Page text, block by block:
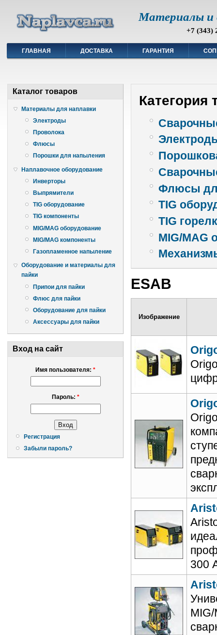
Материалы и
+7 (343)
ГЛАВНАЯ ДОСТАВКА ГАРАНТИЯ
Каталог товаров
Материалы для наплавки
Электроды
Проволока
Флюсы
Порошки для напыления
Наплавочное оборудование
Инверторы
Выпрямители
TIG оборудование
TIG компоненты
MIG/MAG оборудование
MIG/MAG компоненты
Газопламенное напыление
Оборудование и материалы для
пайки
Припои для пайки
Флюс для пайки
Оборудование для пайки
Аксессуары для пайки
Вход на сайт
Имя пользователя: *
Пароль: *
Регистрация
Забыли пароль?
Категория
Флюсы
TIG
TIG
MIG/MAG
ESAB
Изображение
300